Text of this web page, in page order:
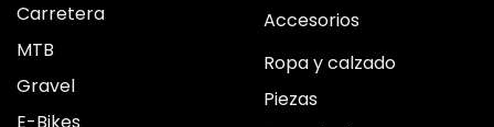
Carretera
MTB
Gravel
E-Bikes
Accesorios
Ropa y calzado
Piezas